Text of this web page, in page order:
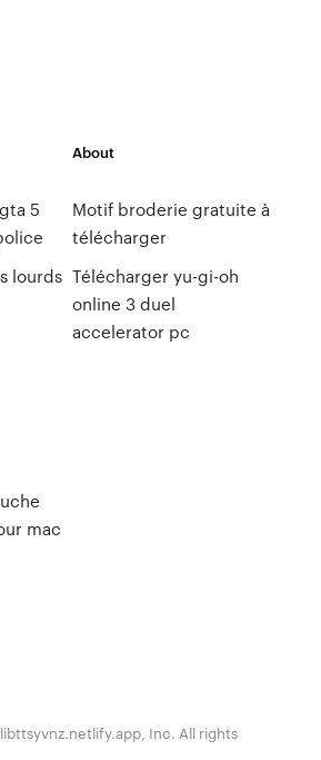
5
lourds
About
Motif broderie gratuite à
télécharger
Télécharger yu-gi-oh
online 3 duel
accelerator pc
mac
Inc. All rights